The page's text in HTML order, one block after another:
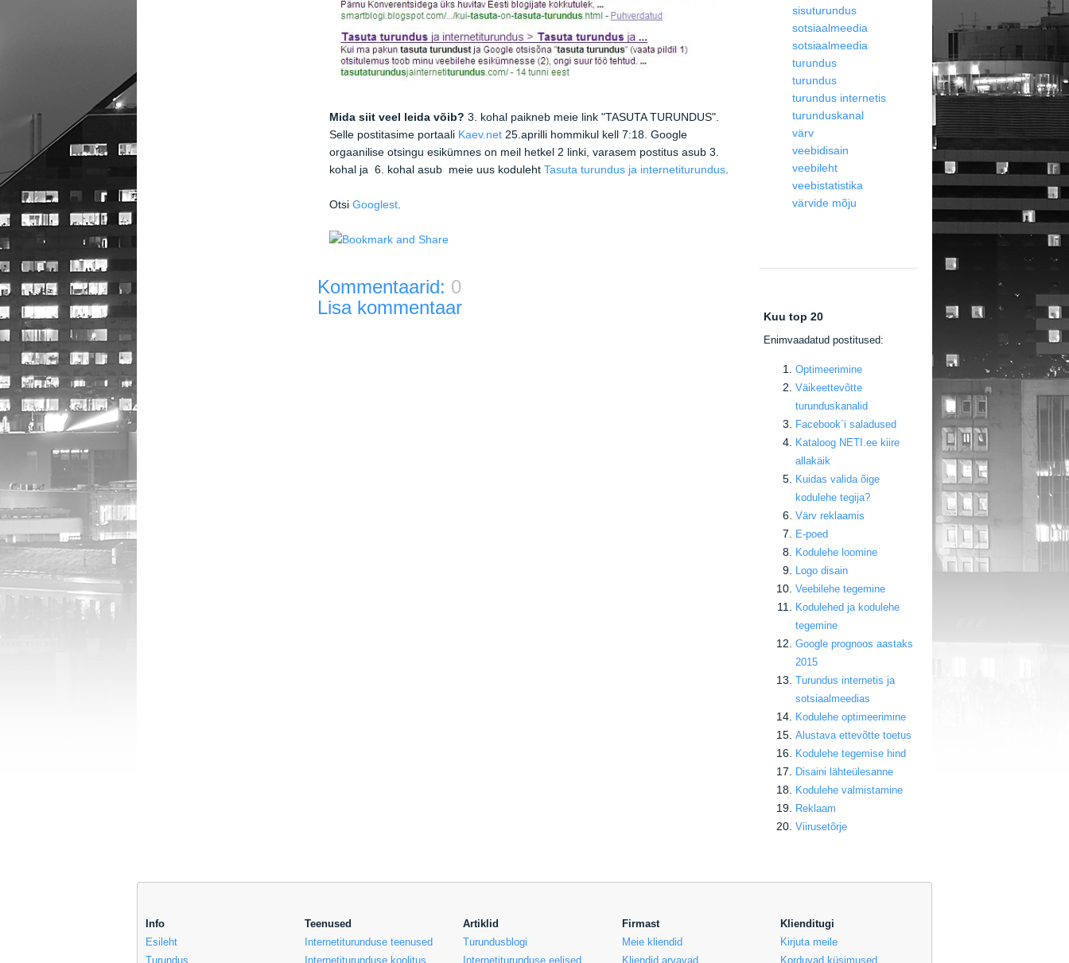
Mida siit veel leida võib? 3. kohal paikneb meie link "TASUTA TURUNDUS".
Selle postitasime portaali Kaev.net 25.aprilli hommikul kell 7:18. Google
orgaanilise otsingu esikümnes on meil hetkel 2 linki, varasem postitus asub 3.
kohal ja 6. kohal asub meie uus koduleht Tasuta turundus ja internetiturundus.
Otsi Googlest.
Kommentaarid: 0
Lisa kommentaar
sisuturundus
sotsiaalmeedia
sotsiaalmeedia
turundus
turundus
turundus internetis
turunduskanal
värv
veebidisain
veebileht
veebistatistika
värvide mõju
Kuu top 20
Enimvaadatud postitused:
Optimeerimine
Väikeettevõtte
turunduskanalid
Facebook´i saladused
Kataloog NETI.ee kiire
allakäik
Kuidas valida õige
kodulehe tegija?
Värv reklaamis
E-poed
Kodulehe loomine
Logo disain
Veebilehe tegemine
Kodulehed ja kodulehe
tegemine
Google prognoos aastaks
2015
Turundus internetis ja
sotsiaalmeedias
Kodulehe optimeerimine
Alustava ettevõtte toetus
Kodulehe tegemise hind
Disaini lähteülesanne
Kodulehe valmistamine
Reklaam
Viirusetõrje
Info
Esileht
Turundus
Teenused
Internetiturunduse teenused
Internetiturunduse koolitus
Artiklid
Turundusblogi
Internetiturunduse eelised
Firmast
Meie kliendid
Kliendid arvavad
Klienditugi
Kirjuta meile
Korduvad küsimused